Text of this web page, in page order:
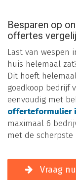
Besparen op
offertes
Last van wespen
huis helemaal
Dit hoeft
goedkoop bedrijf
eenvoudig met
offerteformulier
maximaal 6
met de scherpste
Vraag